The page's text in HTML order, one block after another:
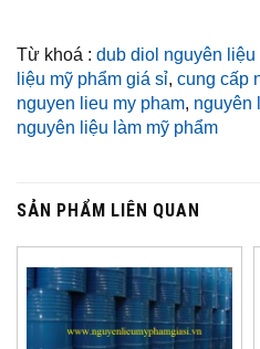
Từ khoá : dub diol nguyên liệu
liệu mỹ phẩm giá sỉ, cung cấp
nguyen lieu my pham, nguyên
nguyên liệu làm mỹ phẩm
SẢN PHẨM LIÊN QUAN